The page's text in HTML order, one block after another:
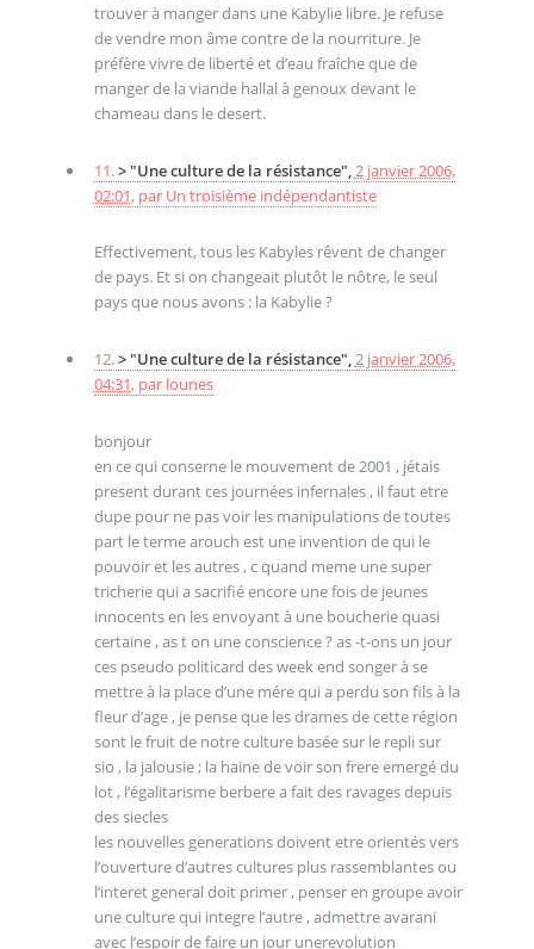
trouver à manger dans une Kabylie libre. Je refuse
de vendre mon âme contre de la nourriture. Je
préfère vivre de liberté et d’eau fraîche que de
manger de la viande hallal à genoux devant le
chameau dans le desert.
11.> "Une culture de la résistance",2 janvier 2006,
02:01, par Un troisième indépendantiste
Effectivement, tous les Kabyles rêvent de changer
de pays. Et si on changeait plutôt le nôtre, le seul
pays que nous avons : la Kabylie ?
12.> "Une culture de la résistance",2 janvier 2006,
04:31, par lounes
bonjour
en ce qui conserne le mouvement de 2001 , jétais
present durant ces journées infernales , il faut etre
dupe pour ne pas voir les manipulations de toutes
part le terme arouch est une invention de qui le
pouvoir et les autres , c quand meme une super
tricherie qui a sacrifié encore une fois de jeunes
innocents en les envoyant à une boucherie quasi
certaine , as t on une conscience ? as -t-ons un jour
ces pseudo politicard des week end songer à se
mettre à la place d’une mére qui a perdu son fils à la
fleur d’age , je pense que les drames de cette région
sont le fruit de notre culture basée sur le repli sur
sio , la jalousie ; la haine de voir son frere emergé du
lot , l’égalitarisme berbere a fait des ravages depuis
des siecles
les nouvelles generations doivent etre orientés vers
l’ouverture d’autres cultures plus rassemblantes ou
l’interet general doit primer , penser en groupe avoir
une culture qui integre l’autre , admettre avarani
avec l’espoir de faire un jour unerevolution